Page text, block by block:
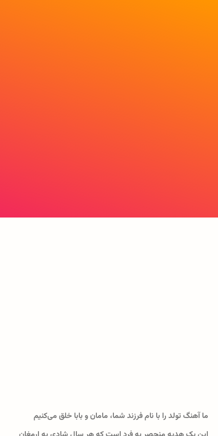
ما آهنگ تولد را با نام فرزند شما، مامان و بابا خلق می‌کنیم